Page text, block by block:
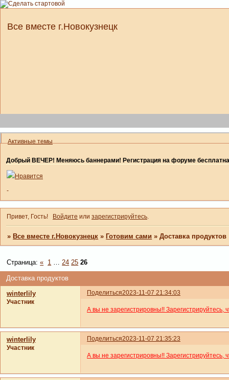
Все вместе г.Новокузнецк
Активные темы
Добрый ВЕЧЕР! Меняюсь баннерами! Регистрация на форуме бесплатна
Нравится
-
Привет, Гость! Войдите или зарегистрируйтесь.
»Все вместе г.Новокузнецк »Готовим сами »Доставка продуктов
Доставка продуктов
Страница:« 1 … 24 25 26
Поделиться2023-11-07 21:34:03
winterlily
Участник
А вы не зарегистрировны!! Зарегистрируйтесь,
Поделиться2023-11-07 21:35:23
winterlily
Участник
А вы не зарегистрировны!! Зарегистрируйтесь,